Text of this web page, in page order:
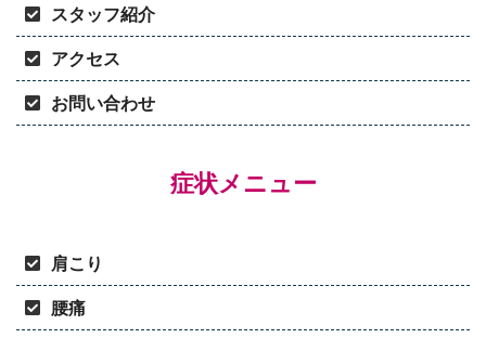
スタッフ紹介
アクセス
お問い合わせ
症状メニュー
肩こり
腰痛